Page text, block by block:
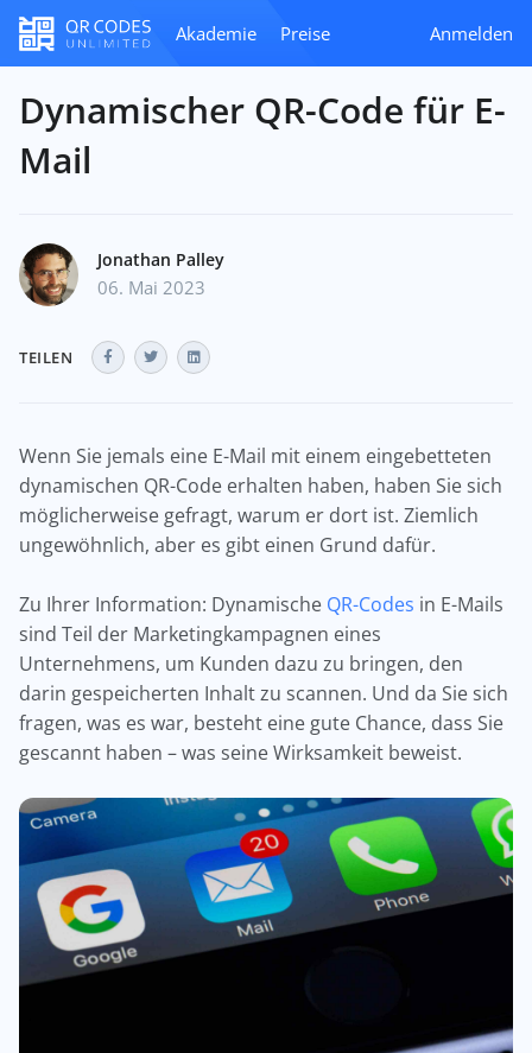
Akademie Preise Anmelden
Dynamischer QR-Code für E-
Mail
Jonathan Palley
06. Mai 2023
TEILEN
Wenn Sie jemals eine E-Mail mit einem eingebetteten
dynamischen QR-Code erhalten haben, haben Sie sich
möglicherweise gefragt, warum er dort ist. Ziemlich
ungewöhnlich, aber es gibt einen Grund dafür.
Zu Ihrer Information: Dynamische QR-Codes in E-Mails
sind Teil der Marketingkampagnen eines
Unternehmens, um Kunden dazu zu bringen, den
darin gespeicherten Inhalt zu scannen. Und da Sie sich
fragen, was es war, besteht eine gute Chance, dass Sie
gescannt haben – was seine Wirksamkeit beweist.